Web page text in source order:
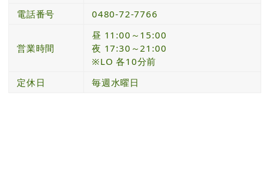
電話番号
0480-72-7766
営業時間
昼 11:00～15:00
夜 17:30～21:00
※LO 各10分前
定休日
毎週水曜日